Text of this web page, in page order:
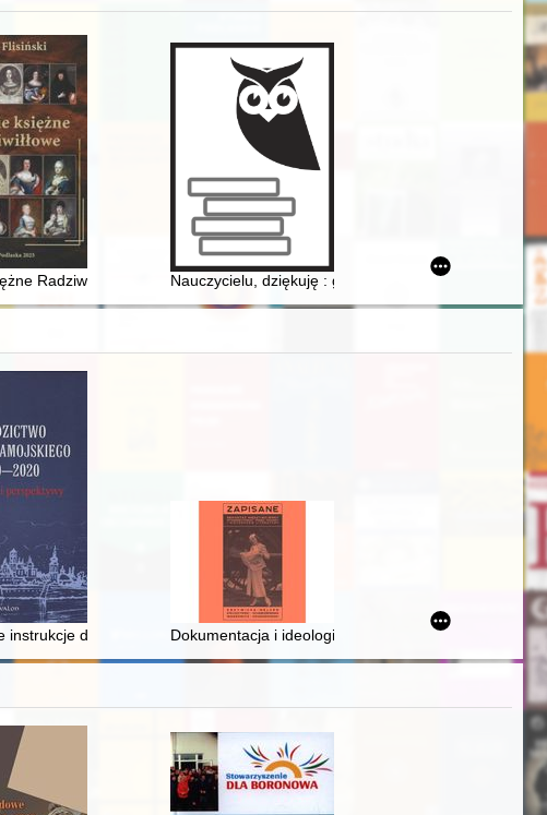
i dokumentów archiwalnych
Radziwiłłowe Nauczycielu, dziękuję : gmina Pogorzela
Karmelitanek Bosych w Krakowie (1612-1655)
1939 roku w relacji ppłk. dypl. Henryka Pohoskiego. Cz. 2
instrukcje dla kandydatów do stanu duchownego (lista zaleceń i
Dokumentacja i ideologia